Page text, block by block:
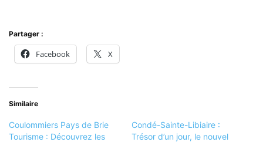
Partager :
Facebook X
Similaire
Coulommiers Pays de Brie
Tourisme : Découvrez les
Condé-Sainte-Libiaire :
Trésor d’un jour, le nouvel